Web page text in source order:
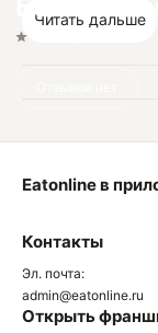
Белая
Читать дальше
Контакты
Эл. почта:
admin@eatonline.ru
Открыть
Eatonline в